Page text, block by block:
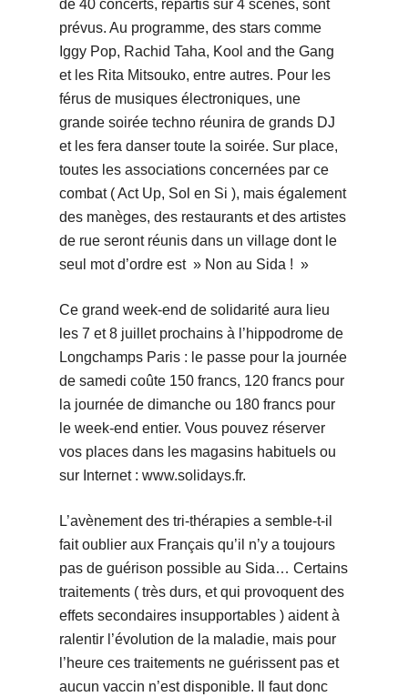
de 40 concerts, répartis sur 4 scènes, sont
prévus. Au programme, des stars comme
Iggy Pop, Rachid Taha, Kool and the Gang
et les Rita Mitsouko, entre autres. Pour les
férus de musiques électroniques, une
grande soirée techno réunira de grands DJ
et les fera danser toute la soirée. Sur place,
toutes les associations concernées par ce
combat ( Act Up, Sol en Si ), mais également
des manèges, des restaurants et des artistes
de rue seront réunis dans un village dont le
seul mot d’ordre est » Non au Sida ! »
Ce grand week-end de solidarité aura lieu
les 7 et 8 juillet prochains à l’hippodrome de
Longchamps Paris : le passe pour la journée
de samedi coûte 150 francs, 120 francs pour
la journée de dimanche ou 180 francs pour
le week-end entier. Vous pouvez réserver
vos places dans les magasins habituels ou
sur Internet : www.solidays.fr.
L’avènement des tri-thérapies a semble-t-il
fait oublier aux Français qu’il n’y a toujours
pas de guérison possible au Sida… Certains
traitements ( très durs, et qui provoquent des
effets secondaires insupportables ) aident à
ralentir l’évolution de la maladie, mais pour
l’heure ces traitements ne guérissent pas et
aucun vaccin n’est disponible. Il faut donc